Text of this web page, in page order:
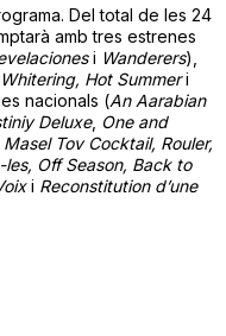
Del total de les 24
amb tres estrenes
i Wanderers),
Hot Summeri
nacionals (An Aarabian
Deluxe, One and
Masel Tov Cocktail, Rouler,
Off Season, Back to
i Reconstitution d’une